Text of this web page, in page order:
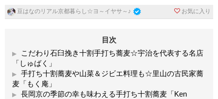
豆はなのリアル京都暮らし☆ヨ～イヤサ～♪ お気に入り
目次
こだわり石臼挽き十割手打ち蕎麦☆宇治を代表する名店
「しゅばく」
手打ち十割蕎麦や山菜＆ジビエ料理も☆里山の古民家蕎
麦「もく庵」
長岡京の季節の幸も味わえる手打ち十割蕎麦「Ken